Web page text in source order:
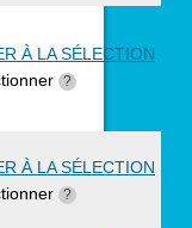
À LA SÉLECTION
?
À LA SÉLECTION
?